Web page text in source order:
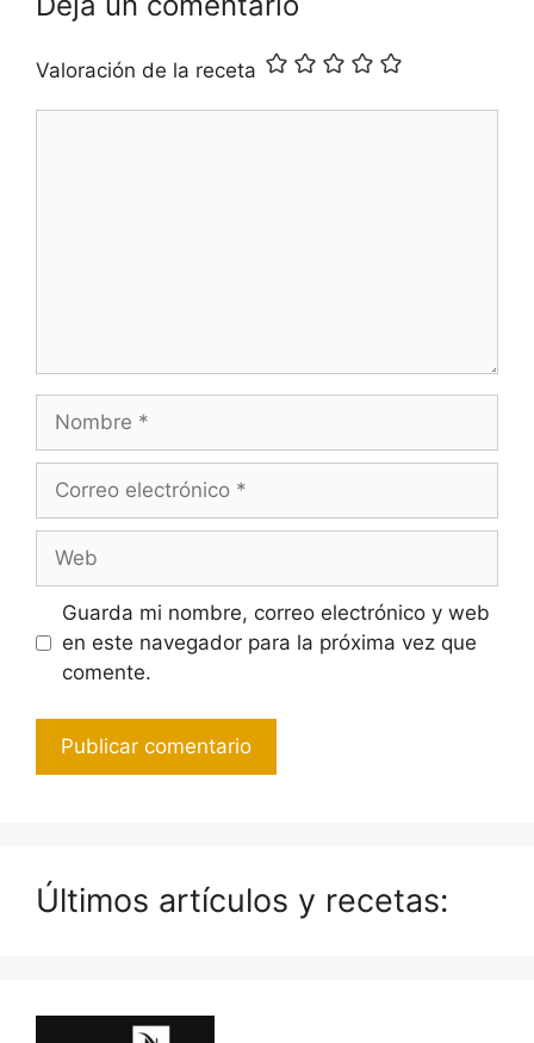
Valoración de la receta
Nombre
Correo
Web
Guarda mi nombre, correo electrónico y web
en este navegador para la próxima vez que
comente.
Últimos artículos y recetas: